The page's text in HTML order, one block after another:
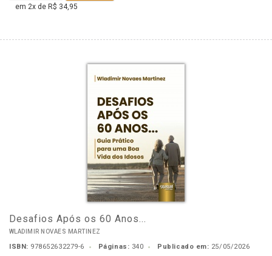
em 2x de R$ 34,95
Desafios Após os 60 Anos...
WLADIMIR NOVAES MARTINEZ
ISBN: 978652632279-6 Páginas: 340 Publicado em: 25/05/2026